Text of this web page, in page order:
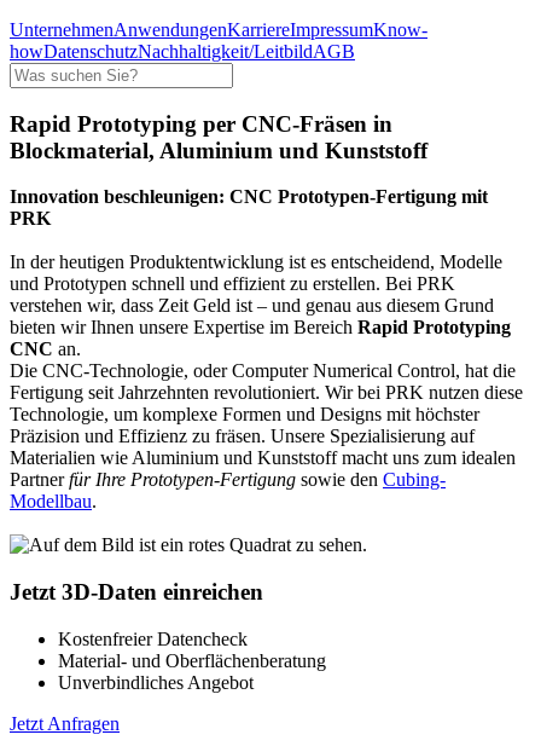
UnternehmenAnwendungenKarriereImpressumKnow-
howDatenschutzNachhaltigkeit/LeitbildAGB
Rapid Prototyping per CNC-Fräsen in
Blockmaterial, Aluminium und Kunststoff
Innovation beschleunigen: CNC Prototypen-Fertigung mit
PRK
In der heutigen Produktentwicklung ist es entscheidend, Modelle
und Prototypen schnell und effizient zu erstellen. Bei PRK
verstehen wir, dass Zeit Geld ist – und genau aus diesem Grund
bieten wir Ihnen unsere Expertise im Bereich Rapid Prototyping
CNC an.
Die CNC-Technologie, oder Computer Numerical Control, hat die
Fertigung seit Jahrzehnten revolutioniert. Wir bei PRK nutzen diese
Technologie, um komplexe Formen und Designs mit höchster
Präzision und Effizienz zu fräsen. Unsere Spezialisierung auf
Materialien wie Aluminium und Kunststoff macht uns zum idealen
Partnerfür Ihre Prototypen-Fertigung sowie den Cubing-
Modellbau.
Jetzt 3D-Daten einreichen
Kostenfreier Datencheck
Material- und Oberflächenberatung
Unverbindliches Angebot
Jetzt Anfragen